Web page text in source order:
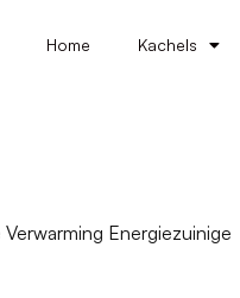
Home Kachels
Energiezuinige